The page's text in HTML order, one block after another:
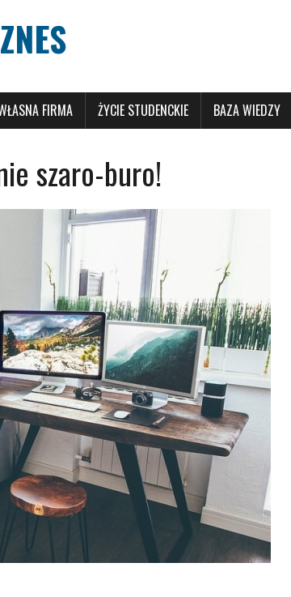
FIRMA ŻYCIE STUDENCKIE BAZA WIEDZY
szaro-buro!